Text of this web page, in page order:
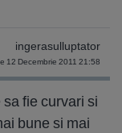
ingerasulluptator
12 Decembrie 2011 21:58
fie curvari si
bune si mai